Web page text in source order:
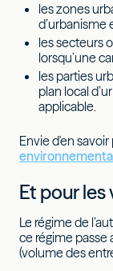
les zones
d’urbanisme
les secteurs
lorsqu’une
les parties
plan local
applicable.
Envie d'en savoir
Et pour les
Le régime de
ce régime
(volume des